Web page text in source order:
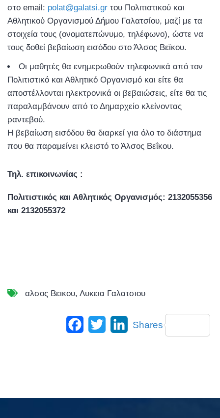
στο email: polat@galatsi.gr του Πολιτιστικού και
Αθλητικού Οργανισμού Δήμου Γαλατσίου, μαζί με τα
στοιχεία τους (ονοματεπώνυμο, τηλέφωνο), ώστε να
τους δοθεί βεβαίωση εισόδου στο Άλσος Βεϊκου.
Οι μαθητές θα ενημερωθούν τηλεφωνικά από τον
Πολιτιστικό και Αθλητικό Οργανισμό και είτε θα
αποστέλλονται ηλεκτρονικά οι βεβαιώσεις, είτε θα τις
παραλαμβάνουν από το Δημαρχείο κλείνοντας
ραντεβού.
Η βεβαίωση εισόδου θα διαρκεί για όλο το διάστημα
που θα παραμείνει κλειστό το Άλσος Βεΐκου.
Τηλ. επικοινωνίας :
Πολιτιστικός και Αθλητικός Οργανισμός: 2132055356
και 2132055372
αλσος Βεικου,Λυκεια Γαλατσιου
Facebook
Twitter LinkedIn
Shares